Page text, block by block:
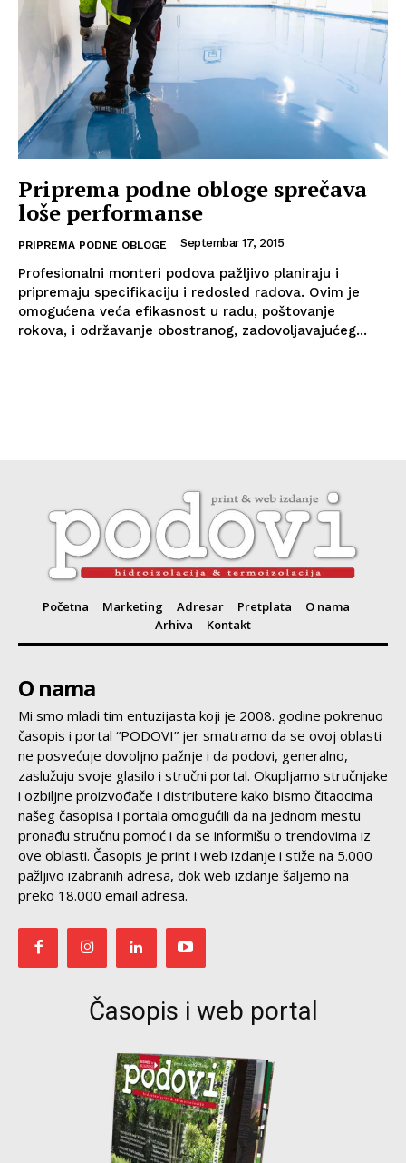
Priprema podne obloge sprečava
loše performanse
PRIPREMA PODNE OBLOGE Septembar 17, 2015
Profesionalni monteri podova pažljivo planiraju i
pripremaju specifikaciju i redosled radova. Ovim je
omogućena veća efikasnost u radu, poštovanje
rokova, i održavanje obostranog, zadovoljavajućeg...
Početna Marketing Adresar Pretplata
O nama
Arhiva
Kontakt
O nama
Mi smo mladi tim entuzijasta koji je 2008. godine pokrenuo
časopis i portal “PODOVI” jer smatramo da se ovoj oblasti
ne posvećuje dovoljno pažnje i da podovi, generalno,
zaslužuju svoje glasilo i stručni portal. Okupljamo stručnjake
i ozbiljne proizvođače i distributere kako bismo čitaocima
našeg časopisa i portala omogućili da na jednom mestu
pronađu stručnu pomoć i da se informišu o trendovima iz
ove oblasti. Časopis je print i web izdanje i stiže na 5.000
pažljivo izabranih adresa, dok web izdanje šaljemo na
preko 18.000 email adresa.
Časopis i web portal